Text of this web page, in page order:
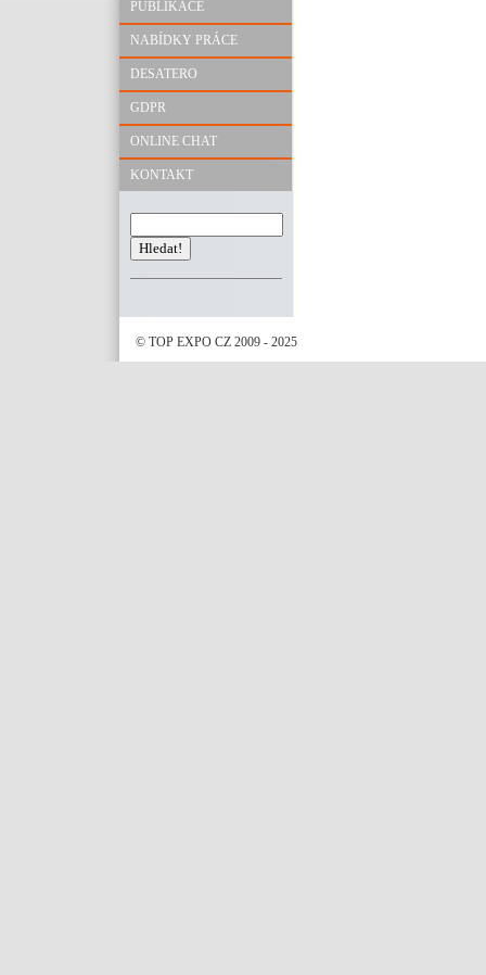
PUBLIKACE
NABÍDKY PRÁCE
DESATERO
GDPR
ONLINE CHAT
KONTAKT
© TOP EXPO CZ 2009 - 2025